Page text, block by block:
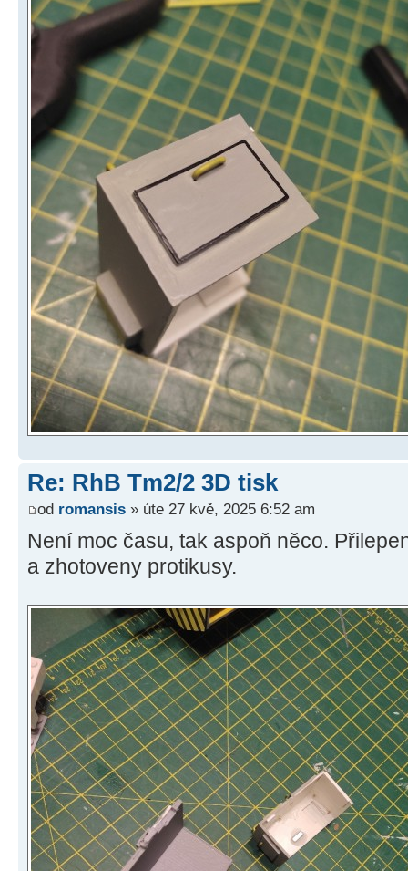
Re: RhB Tm2/2 3D tisk
od romansis » úte 27 kvě, 2025 6:52 am
Není moc času, tak aspoň něco.
a zhotoveny protikusy.